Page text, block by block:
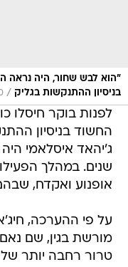
"הוא לבש שחור, היה נראה
בניסיון ההתנקשות בגליק /
החשוד בניסיון
שנים. במהלך
אופנוע ואקדח,
על פי ההערכה,
מורשת בגין, שם
טרור רחבה יותר